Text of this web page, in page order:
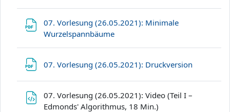
07. Vorlesung (26.05.2021): Minimale
Wurzelspannbäume
07. Vorlesung (26.05.2021): Druckversion
07. Vorlesung (26.05.2021): Video (Teil I –
Edmonds' Algorithmus, 18 Min.)